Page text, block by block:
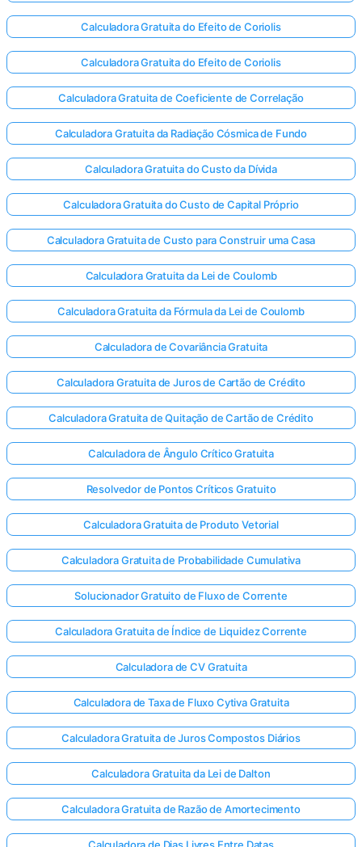
Calculadora Gratuita do Efeito de Coriolis
Calculadora Gratuita do Efeito de Coriolis
Calculadora Gratuita de Coeficiente de Correlação
Calculadora Gratuita da Radiação Cósmica de Fundo
Calculadora Gratuita do Custo da Dívida
Calculadora Gratuita do Custo de Capital Próprio
Calculadora Gratuita de Custo para Construir uma Casa
Calculadora Gratuita da Lei de Coulomb
Calculadora Gratuita da Fórmula da Lei de Coulomb
Calculadora de Covariância Gratuita
Calculadora Gratuita de Juros de Cartão de Crédito
Calculadora Gratuita de Quitação de Cartão de Crédito
Calculadora de Ângulo Crítico Gratuita
Resolvedor de Pontos Críticos Gratuito
Calculadora Gratuita de Produto Vetorial
Calculadora Gratuita de Probabilidade Cumulativa
Solucionador Gratuito de Fluxo de Corrente
Calculadora Gratuita de Índice de Liquidez Corrente
Calculadora de CV Gratuita
Calculadora de Taxa de Fluxo Cytiva Gratuita
Calculadora Gratuita de Juros Compostos Diários
Calculadora Gratuita da Lei de Dalton
Calculadora Gratuita de Razão de Amortecimento
Calculadora de Dias Livres Entre Datas